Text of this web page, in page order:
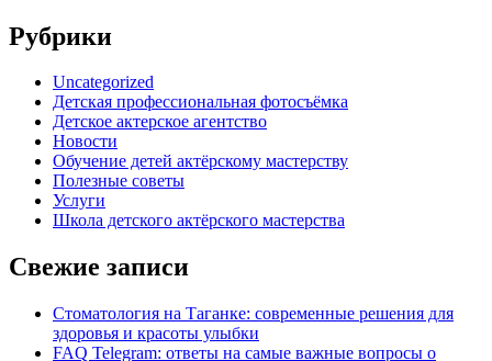
Рубрики
Uncategorized
Детская профессиональная фотосъёмка
Детское актерское агентство
Новости
Обучение детей актёрскому мастерству
Полезные советы
Услуги
Школа детского актёрского мастерства
Свежие записи
Стоматология на Таганке: современные решения для
здоровья и красоты улыбки
FAQ Telegram: ответы на самые важные вопросы о